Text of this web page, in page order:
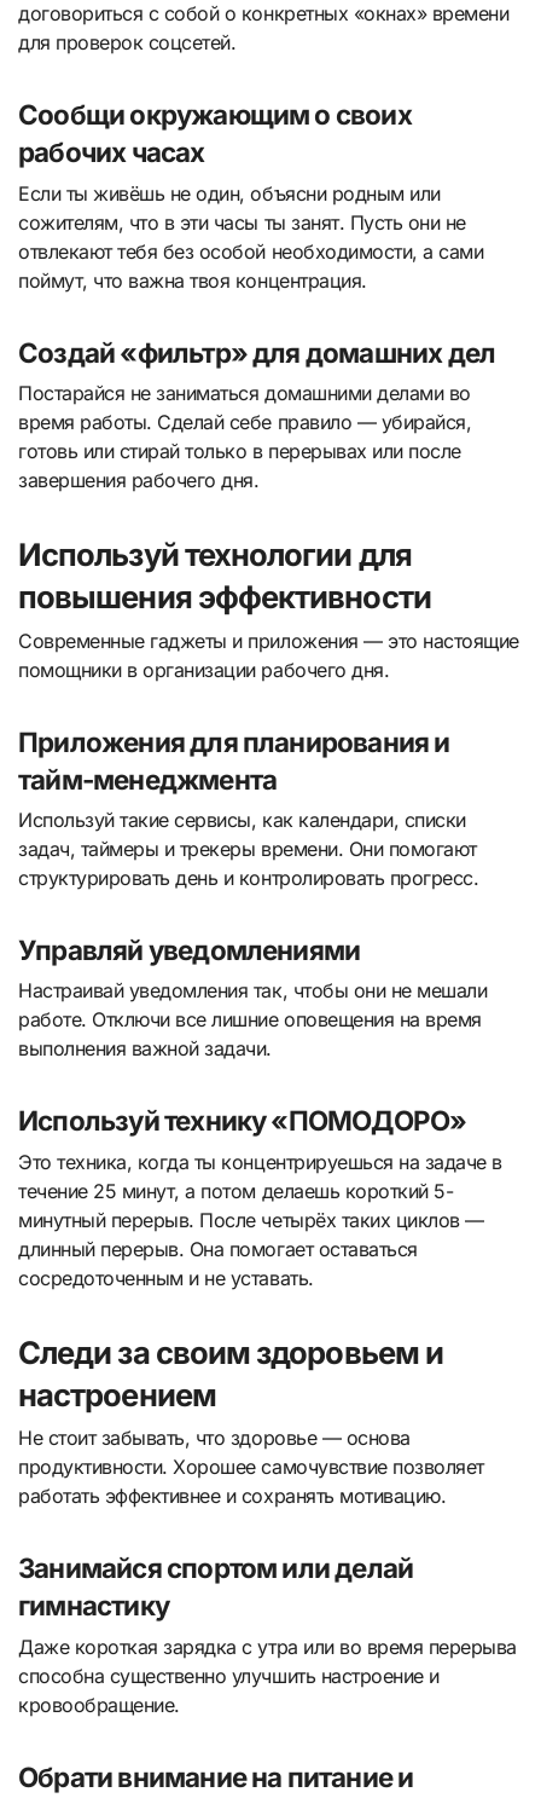
договориться с собой о конкретных «окнах» времени
для проверок соцсетей.
Сообщи окружающим о своих
рабочих часах
Если ты живёшь не один, объясни родным или
сожителям, что в эти часы ты занят. Пусть они не
отвлекают тебя без особой необходимости, а сами
поймут, что важна твоя концентрация.
Создай «фильтр» для домашних дел
Постарайся не заниматься домашними делами во
время работы. Сделай себе правило — убирайся,
готовь или стирай только в перерывах или после
завершения рабочего дня.
Используй технологии для
повышения эффективности
Современные гаджеты и приложения — это настоящие
помощники в организации рабочего дня.
Приложения для планирования и
тайм-менеджмента
Используй такие сервисы, как календари, списки
задач, таймеры и трекеры времени. Они помогают
структурировать день и контролировать прогресс.
Управляй уведомлениями
Настраивай уведомления так, чтобы они не мешали
работе. Отключи все лишние оповещения на время
выполнения важной задачи.
Используй технику «ПОМОДОРО»
Это техника, когда ты концентрируешься на задаче в
течение 25 минут, а потом делаешь короткий 5-
минутный перерыв. После четырёх таких циклов —
длинный перерыв. Она помогает оставаться
сосредоточенным и не уставать.
Следи за своим здоровьем и
настроением
Не стоит забывать, что здоровье — основа
продуктивности. Хорошее самочувствие позволяет
работать эффективнее и сохранять мотивацию.
Занимайся спортом или делай
гимнастику
Даже короткая зарядка с утра или во время перерыва
способна существенно улучшить настроение и
кровообращение.
Обрати внимание на питание и